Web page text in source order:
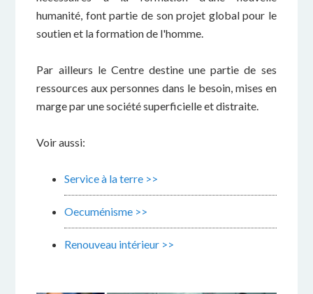
humanité, font partie de son projet global pour le
soutien et la formation de l'homme.
Par ailleurs le Centre destine une partie de ses
ressources aux personnes dans le besoin, mises en
marge par une société superficielle et distraite.
Voir aussi:
Service à la terre >>
Oecuménisme >>
Renouveau intérieur >>